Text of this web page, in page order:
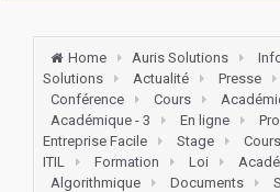
Home Auris Solutions
Solutions
Actualité Presse
Conférence
Cours
Académique - 3
En ligne
Entreprise Facile
Stage
ITIL
Formation Loi
Algorithmique
Documents